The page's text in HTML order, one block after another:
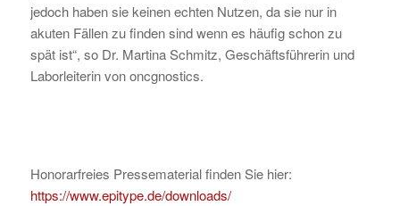
jedoch haben sie keinen echten Nutzen, da sie nur in
akuten Fällen zu finden sind wenn es häufig schon zu
spät ist“, so Dr. Martina Schmitz, Geschäftsführerin und
Laborleiterin von oncgnostics.
Honorarfreies Pressematerial finden Sie hier:
https://www.epitype.de/downloads/